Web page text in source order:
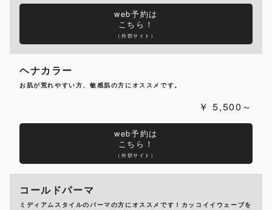
web予約は
こちら！
（外部サイト）
ヘナカラー
お肌が荒れやすい方、敏感肌の方にオススメです。
5,500～
web予約は
こちら！
（外部サイト）
コールドパーマ
ミディアムスタイルのパーマの方にオススメです！カッコイイウェーブを